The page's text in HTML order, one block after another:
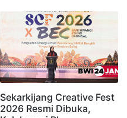
Sekarkijang Creative Fest
2026 Resmi Dibuka,